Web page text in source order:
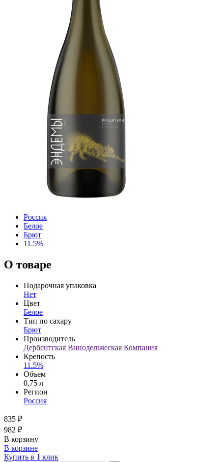
Россия
Белое
Брют
11.5%
О товаре
Подарочная упаковка
Нет
Цвет
Белое
Тип по сахару
Брют
Производитель
Дербентская Винодельческая Компания
Крепость
11.5%
Объем
0,75 л
Регион
Россия
835 ₽
982 ₽
В корзину
В корзине
Купить в 1 клик